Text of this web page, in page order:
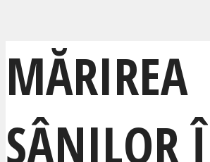
MĂRIREA
SÂNILOR